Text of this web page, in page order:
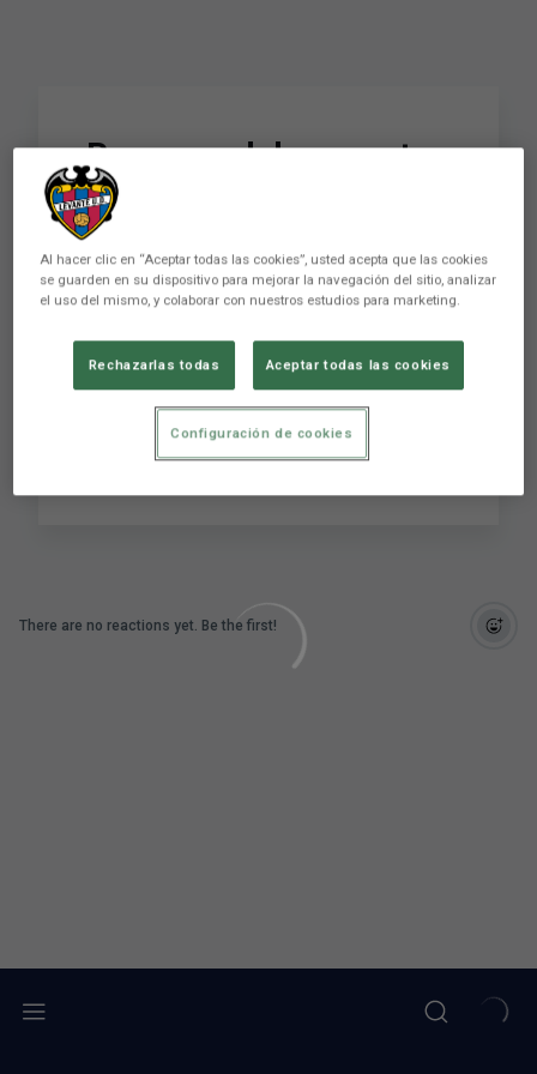
Resumen del encuentro
Levante UD B-RCD
Mallorca B
mañana de ayer en la Ciudad Deportiva, con
goles de Mateo (p.p.), Provencio y Roger. Con
este triunfo, los de José Gómez encadenan su
novena jornada consecutiva sin conocer
There are no reactions yet. Be the first!
Al hacer clic en “Aceptar todas las cookies”, usted acepta que las cookies
se guarden en su dispositivo para mejorar la navegación del sitio, analizar
el uso del mismo, y colaborar con nuestros estudios para marketing.
Rechazarlas todas Aceptar todas las cookies
Configuración de cookies